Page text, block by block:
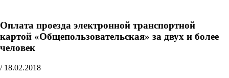
Оплата проезда электронной транспортной
картой «Общепользовательская» за двух и более
человек
/ 18.02.2018